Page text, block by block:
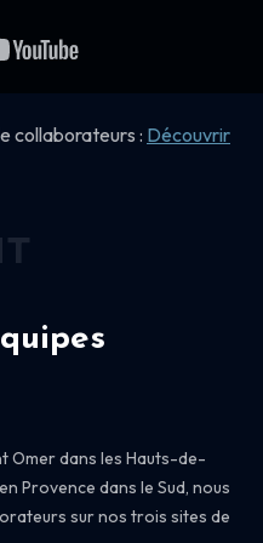
collaborateurs : Découvrir
Omer dans les Hauts-de-
Provence dans le Sud, nous
sur nos trois sites de